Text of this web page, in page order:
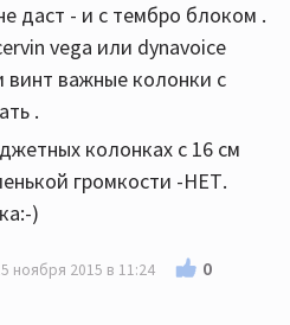
даст - и с тембро блоком .
vega или dynavoice
важные колонки с
.
колонках с 16 см
громкости -НЕТ.
)
ноября 2015 в 11:24 0